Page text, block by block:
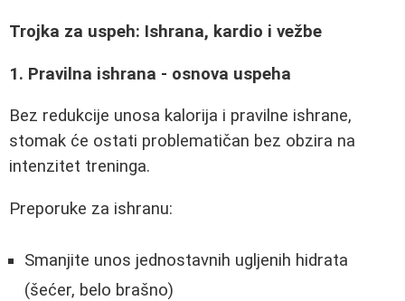
Trojka za uspeh: Ishrana, kardio i vežbe
1. Pravilna ishrana - osnova uspeha
Bez redukcije unosa kalorija i pravilne ishrane,
stomak će ostati problematičan bez obzira na
intenzitet treninga.
Preporuke za ishranu:
Smanjite unos jednostavnih ugljenih hidrata
(šećer, belo brašno)